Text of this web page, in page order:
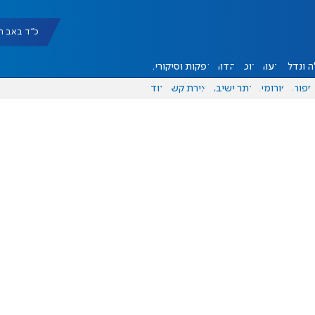
כ"ד באב תשפ"ו
ונדל"ן דעות אוכל יהדות הפקות וסיקורים
ספורט פורומים אתר ישיבה יצירת קשר עוד